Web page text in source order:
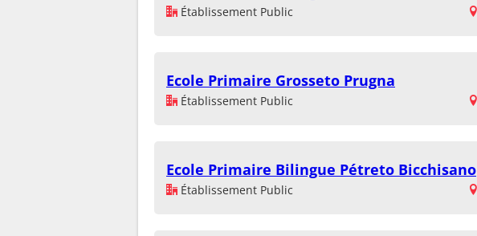
Établissement Public
Ecole Primaire Grosseto Prugna
Établissement Public
Ecole Primaire Bilingue Pétreto Bicchisano
Établissement Public